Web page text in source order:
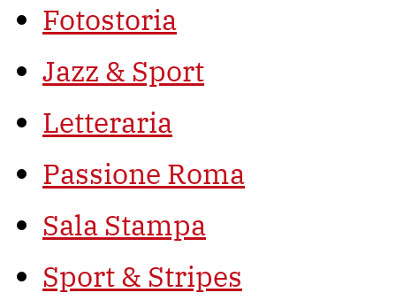
Fotostoria
Jazz & Sport
Letteraria
Passione Roma
Sala Stampa
Sport & Stripes